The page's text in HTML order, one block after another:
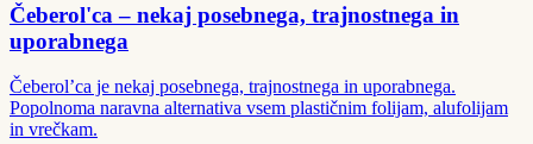
Čeberol'ca – nekaj posebnega, trajnostnega in
uporabnega
Čeberol’ca je nekaj posebnega, trajnostnega in uporabnega.
Popolnoma naravna alternativa vsem plastičnim folijam, alufolijam
in vrečkam.